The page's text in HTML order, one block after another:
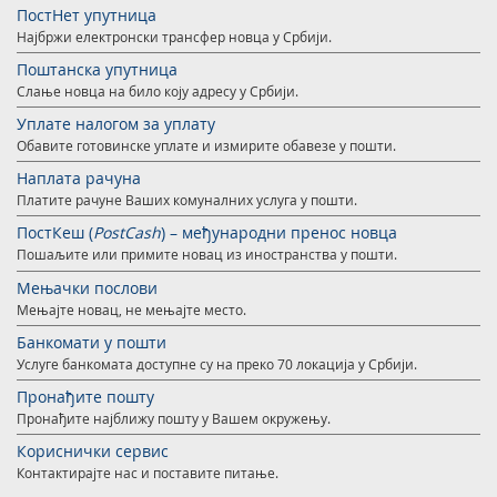
Правилно адресовање
Поштански адресни код (ПАК)
Списак забрањених артикала за увоз
Пуномоћје за уручење поштанских пошиљака
Услуге за Банку Поштанску штедионицу а. д.
Специфичне услуге
Мобилна апликација Поште Србије
Продаја, издавање и закуп непокретности
Поште Pet friendly
Продаја и преконфигурација ТАГ уређаја
ПостНет упутница
Најбржи електронски трансфер новца у Србији.
Поштанска упутница
Слање новца на било коју адресу у Србији.
Уплате налогом за уплату
Обавите готовинске уплате и измирите обавезе у пошти.
Наплата рачуна
Платите рачуне Ваших комуналних услуга у пошти.
ПостКеш (PostCash) – међународни пренос новца
Пошаљите или примите новац из иностранства у пошти.
Мењачки послови
Мењајте новац, не мењајте место.
Банкомати у пошти
Услуге банкомата доступне су на преко 70 локација у Србији.
Пронађите пошту
Пронађите најближу пошту у Вашем окружењу.
Кориснички сервис
Контактирајте нас и поставите питање.